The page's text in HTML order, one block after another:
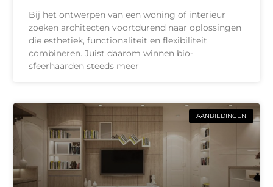
Bij het ontwerpen van een woning of interieur
zoeken architecten voortdurend naar oplossingen
die esthetiek, functionaliteit en flexibiliteit
combineren. Juist daarom winnen bio-
sfeerhaarden steeds meer
AANBIEDINGEN